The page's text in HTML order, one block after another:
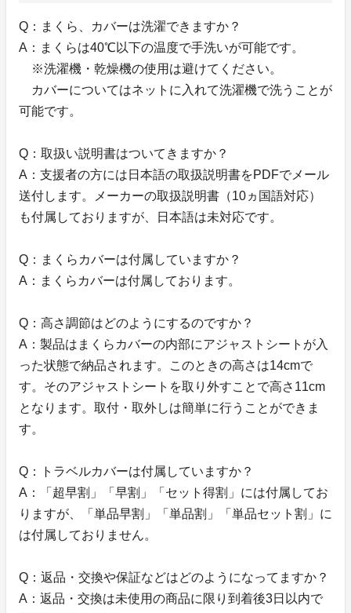
Q：まくら、カバーは洗濯できますか？
A：まくらは40℃以下の温度で手洗いが可能です。
※洗濯機・乾燥機の使用は避けてください。
カバーについてはネットに入れて洗濯機で洗うことが
可能です。
Q：取扱い説明書はついてきますか？
A：支援者の方には日本語の取扱説明書をPDFでメール
送付します。メーカーの取扱説明書（10ヵ国語対応）
も付属しておりますが、日本語は未対応です。
Q：まくらカバーは付属していますか？
A：まくらカバーは付属しております。
Q：高さ調節はどのようにするのですか？
A：製品はまくらカバーの内部にアジャストシートが入
った状態で納品されます。このときの高さは14cmで
す。そのアジャストシートを取り外すことで高さ11cm
となります。取付・取外しは簡単に行うことができま
す。
Q：トラベルカバーは付属していますか？
A：「超早割」「早割」「セット得割」には付属してお
りますが、「単品早割」「単品割」「単品セット割」に
は付属しておりません。
Q：返品・交換や保証などはどのようになってますか？
A：返品・交換は未使用の商品に限り到着後3日以内で